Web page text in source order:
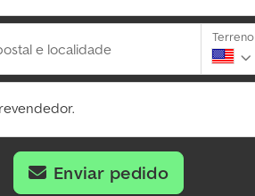
e localidade
Terreno
Enviar pedido